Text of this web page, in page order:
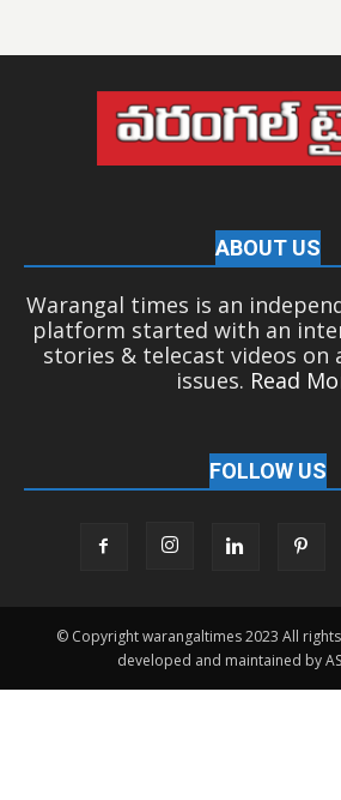
ABOUT US
Warangal times is an
platform started with an
stories & telecast videos on
issues. Read
FOLLOW US
© Copyright warangaltimes 2023 All
developed and maintained by